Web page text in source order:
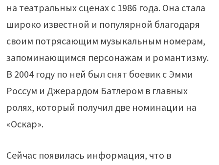
на театральных сценах с 1986 года. Она стала
широко известной и популярной благодаря
своим потрясающим музыкальным номерам,
запоминающимся персонажам и романтизму.
В 2004 году по ней был снят боевик с Эмми
Россум и Джерардом Батлером в главных
ролях, который получил две номинации на
«Оскар».
Сейчас появилась информация, что в